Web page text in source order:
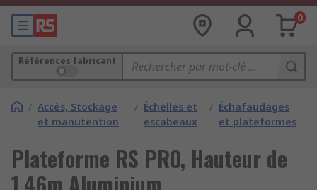
0
Références fabricant
/ Accès, Stockage
et manutention
/ Échelles et
escabeaux
/ Échafaudages
et plateformes
Plateforme RS PRO, Hauteur de